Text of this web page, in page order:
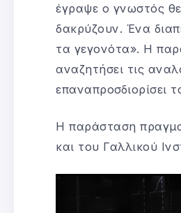
έγραψε ο γνωστός
δακρύζουν. Ένα
τα γεγονότα». Η
αναζητήσει τις
επαναπροσδιορίσει
Η παράσταση
και του Γαλλικού